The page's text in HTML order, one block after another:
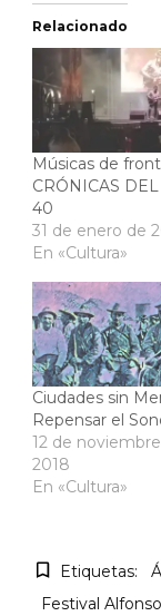
Relacionado
Músicas de
CRÓNICAS
40
31 de enero de
En «Cultura»
Ciudades sin
Repensar el
12 de
2018
En «Cultura»
Etiquetas:
Festival